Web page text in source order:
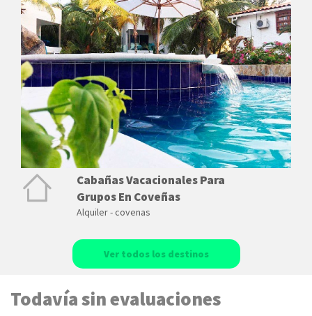
Cabañas Vacacionales Para
Grupos En Coveñas
Alquiler - covenas
Ver todos los destinos
Todavía sin evaluaciones